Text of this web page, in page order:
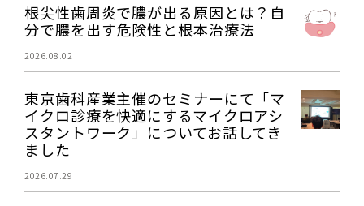
根尖性歯周炎で膿が出る原因とは？自
分で膿を出す危険性と根本治療法
2026.08.02
東京歯科産業主催のセミナーにて「マ
イクロ診療を快適にするマイクロアシ
スタントワーク」についてお話してき
ました
2026.07.29